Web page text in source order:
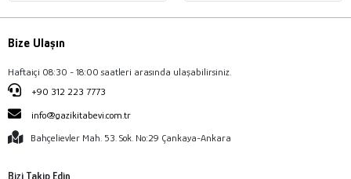
Bize Ulaşın
Haftaiçi 08:30 - 18:00 saatleri arasında ulaşabilirsiniz.
+90 312 223 7773
info@gazikitabevi.com.tr
Bahçelievler Mah. 53. Sok. No:29 Çankaya-Ankara
Bizi Takip Edin